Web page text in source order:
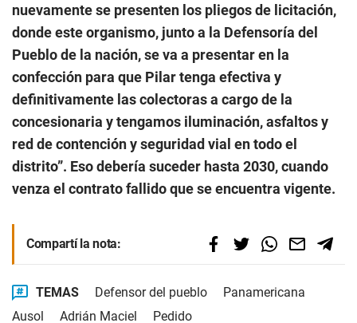
nuevamente se presenten los pliegos de licitación,
donde este organismo, junto a la Defensoría del
Pueblo de la nación, se va a presentar en la
confección para que Pilar tenga efectiva y
definitivamente las colectoras a cargo de la
concesionaria y tengamos iluminación, asfaltos y
red de contención y seguridad vial en todo el
distrito”. Eso debería suceder hasta 2030, cuando
venza el contrato fallido que se encuentra vigente.
Compartí la nota:
TEMAS Defensor del pueblo
Panamericana
Ausol
Adrián Maciel Pedido